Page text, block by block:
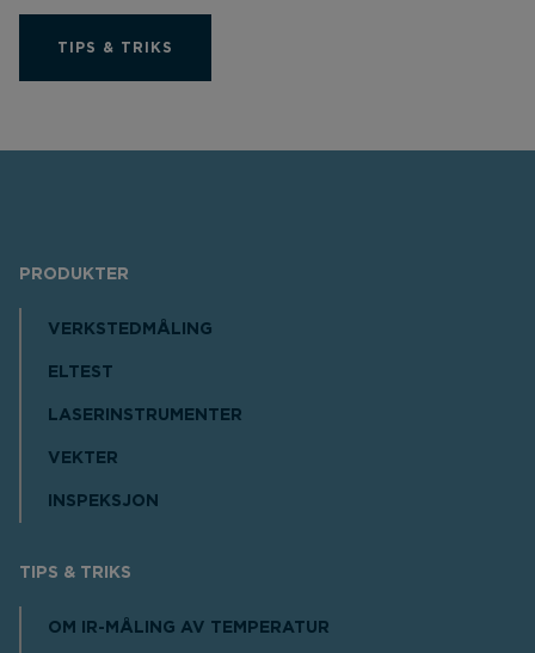
TIPS & TRIKS
PRODUKTER
VERKSTEDMÅLING
ELTEST
LASERINSTRUMENTER
VEKTER
INSPEKSJON
TIPS & TRIKS
OM IR-MÅLING AV TEMPERATUR